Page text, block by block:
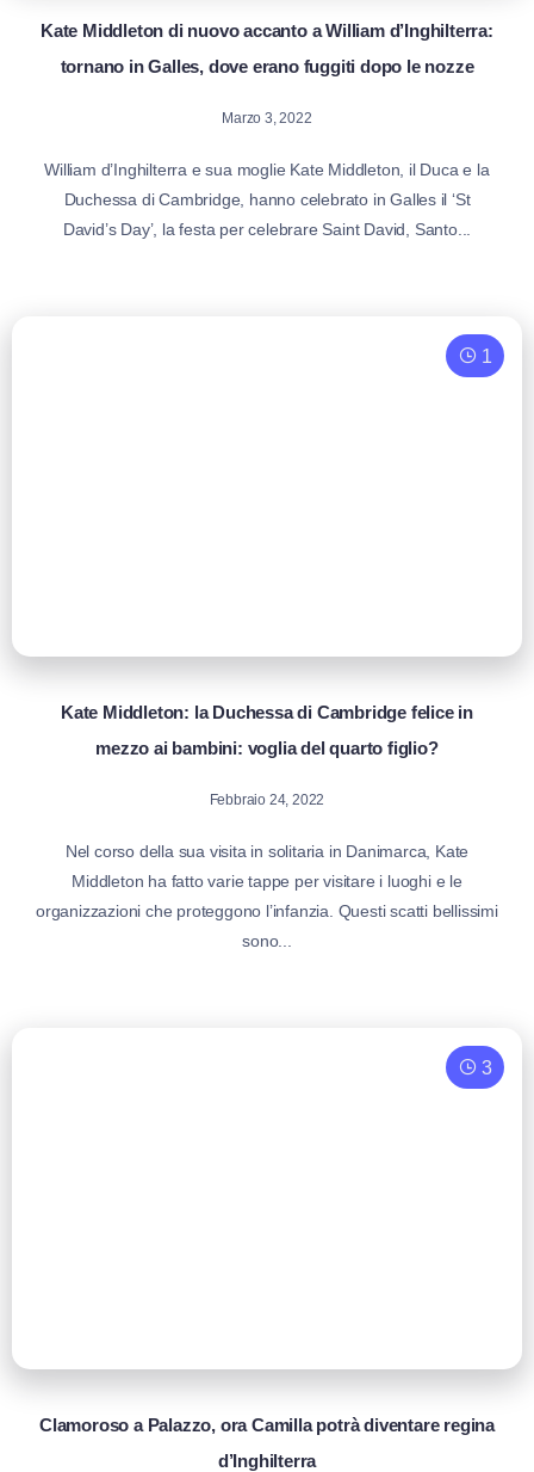
Kate Middleton di nuovo accanto a William d’Inghilterra:
tornano in Galles, dove erano fuggiti dopo le nozze
Marzo 3, 2022
William d’Inghilterra e sua moglie Kate Middleton, il Duca e la
Duchessa di Cambridge, hanno celebrato in Galles il ‘St
David’s Day’, la festa per celebrare Saint David, Santo...
1
Kate Middleton: la Duchessa di Cambridge felice in
mezzo ai bambini: voglia del quarto figlio?
Febbraio 24, 2022
Nel corso della sua visita in solitaria in Danimarca, Kate
Middleton ha fatto varie tappe per visitare i luoghi e le
organizzazioni che proteggono l’infanzia. Questi scatti bellissimi
sono...
3
Clamoroso a Palazzo, ora Camilla potrà diventare regina
d’Inghilterra